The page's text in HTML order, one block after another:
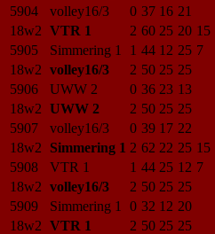
5904
volley16/3 0 37 16 21
18w2 VTR 1 2 60 25 20 15
5905
Simmering 1 1 44 12 25 7
18w2 volley16/3 2 50 25 25
5906
UWW 2 0 36 23 13
18w2 UWW 2 2 50 25 25
5907
volley16/3 0 39 17 22
18w2
Simmering 1 2 62 22 25 15
5908
VTR 1 1 44 25 12 7
18w2 volley16/3 2 50 25 25
5909
Simmering 1 0 32 12 20
18w2 VTR 1 2 50 25 25